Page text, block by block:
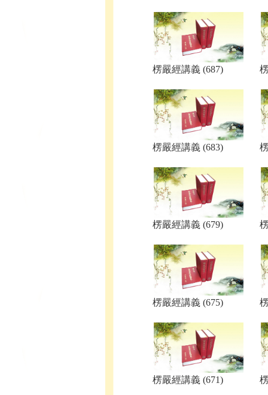
楞嚴經講義 (687)
楞嚴經講義 (683)
楞嚴經講義 (679)
楞嚴經講義 (675)
楞嚴經講義 (671)